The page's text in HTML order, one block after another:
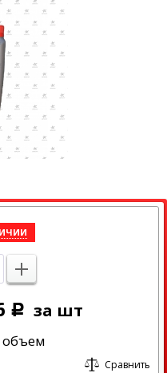
Р за шт
Сравнить